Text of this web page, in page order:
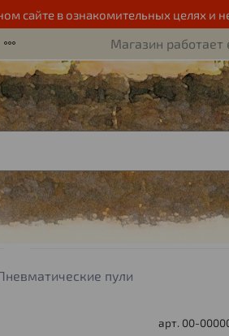
сайте в ознакомительных целях и
Магазин
пули
арт. 00-